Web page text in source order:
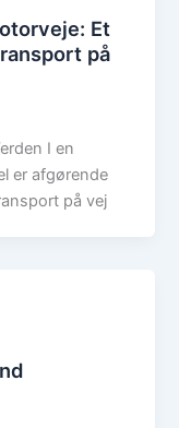
Et
på
I en
er afgørende
på vej